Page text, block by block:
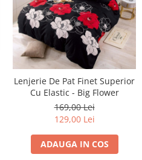
Lenjerie De Pat Finet Superior
Cu Elastic - Big Flower
169,00 Lei
129,00 Lei
ADAUGA IN COS